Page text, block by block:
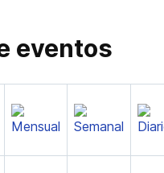
eventos